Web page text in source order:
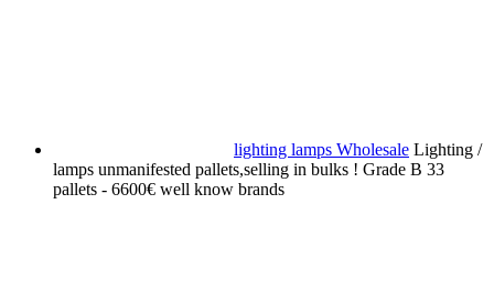
lighting lamps Wholesale Lighting /
lamps unmanifested pallets,selling in bulks ! Grade B 33
pallets - 6600€ well know brands